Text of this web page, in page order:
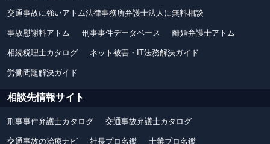
交通事故に強いアトム法律事務所弁護士法人に無料相談
事故慰謝料アトム 刑事事件データベース 離婚弁護士アトム
相続税理士カタログ ネット被害・IT法務解決ガイド
労働問題解決ガイド
相談先情報サイト
刑事事件弁護士カタログ 交通事故弁護士カタログ
交通事故の治療ナビ 社長プロ名鑑 士業プロ名鑑